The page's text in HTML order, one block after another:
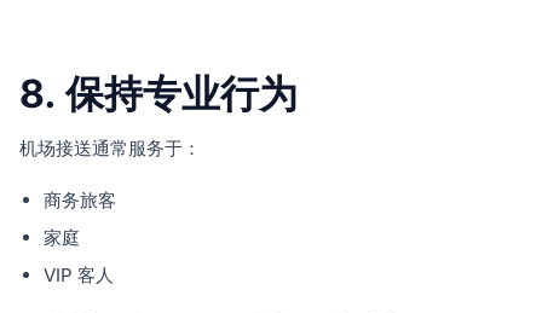
8. 保持专业行为
机场接送通常服务于：
商务旅客
家庭
VIP 客人